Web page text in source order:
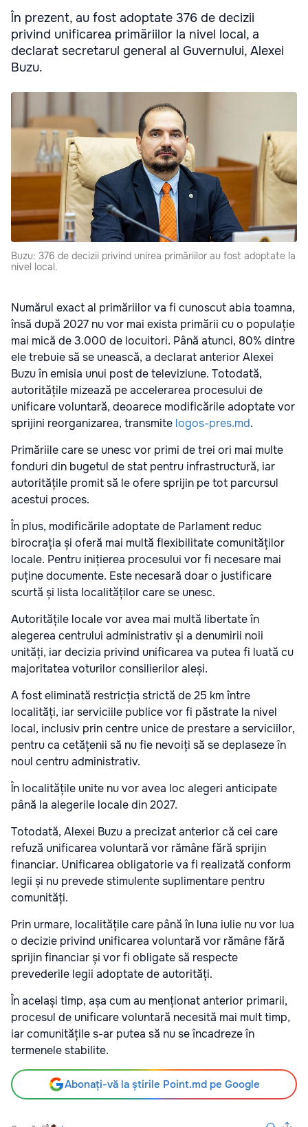
În prezent, au fost adoptate 376 de decizii
privind unificarea primăriilor la nivel local, a
declarat secretarul general al Guvernului, Alexei
Buzu.
Buzu: 376 de decizii privind unirea primăriilor au fost adoptate la
nivel local.
Numărul exact al primăriilor va fi cunoscut abia toamna,
însă după 2027 nu vor mai exista primării cu o populație
mai mică de 3.000 de locuitori. Până atunci, 80% dintre
ele trebuie să se unească, a declarat anterior Alexei
Buzu în emisia unui post de televiziune. Totodată,
autoritățile mizează pe accelerarea procesului de
unificare voluntară, deoarece modificările adoptate vor
sprijini reorganizarea, transmite logos-pres.md.
Primăriile care se unesc vor primi de trei ori mai multe
fonduri din bugetul de stat pentru infrastructură, iar
autoritățile promit să le ofere sprijin pe tot parcursul
acestui proces.
În plus, modificările adoptate de Parlament reduc
birocrația și oferă mai multă flexibilitate comunităților
locale. Pentru inițierea procesului vor fi necesare mai
puține documente. Este necesară doar o justificare
scurtă și lista localităților care se unesc.
Autoritățile locale vor avea mai multă libertate în
alegerea centrului administrativ și a denumirii noii
unități, iar decizia privind unificarea va putea fi luată cu
majoritatea voturilor consilierilor aleși.
A fost eliminată restricția strictă de 25 km între
localități, iar serviciile publice vor fi păstrate la nivel
local, inclusiv prin centre unice de prestare a serviciilor,
pentru ca cetățenii să nu fie nevoiți să se deplaseze în
noul centru administrativ.
În localitățile unite nu vor avea loc alegeri anticipate
până la alegerile locale din 2027.
Totodată, Alexei Buzu a precizat anterior că cei care
refuză unificarea voluntară vor rămâne fără sprijin
financiar. Unificarea obligatorie va fi realizată conform
legii și nu prevede stimulente suplimentare pentru
comunități.
Prin urmare, localitățile care până în luna iulie nu vor lua
o decizie privind unificarea voluntară vor rămâne fără
sprijin financiar și vor fi obligate să respecte
prevederile legii adoptate de autorități.
În același timp, așa cum au menționat anterior primarii,
procesul de unificare voluntară necesită mai mult timp,
iar comunitățile s-ar putea să nu se încadreze în
termenele stabilite.
Abonați-vă la știrile Point.md pe Google